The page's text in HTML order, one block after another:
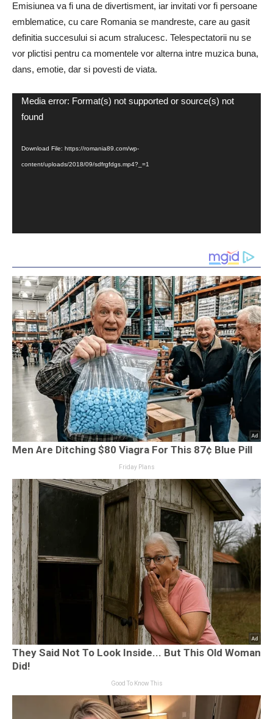
Emisiunea va fi una de divertisment, iar invitati vor fi persoane
emblematice, cu care Romania se mandreste, care au gasit
definitia succesului si acum stralucesc. Telespectatorii nu se
vor plictisi pentru ca momentele vor alterna intre muzica buna,
dans, emotie, dar si povesti de viata.
Video
Player
Media error: Format(s) not supported or source(s) not
found
Download File: https://romania89.com/wp-
content/uploads/2018/09/sdfrgfdgs.mp4?_=1